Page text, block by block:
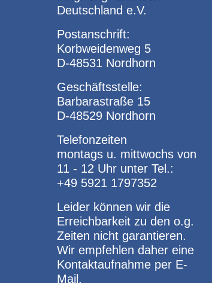
Deutschland e.V.
Postanschrift:
Korbweidenweg 5
D-48531 Nordhorn
Geschäftsstelle:
Barbarastraße 15
D-48529 Nordhorn
Telefonzeiten
montags u. mittwochs von
11 - 12 Uhr unter Tel.:
+49 5921 1797352
Leider können wir die
Erreichbarkeit zu den o.g.
Zeiten nicht garantieren.
Wir empfehlen daher eine
Kontaktaufnahme per E-
Mail.